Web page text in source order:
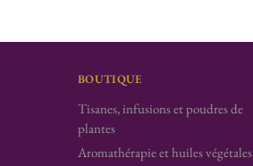
BOUTIQUE
Tisanes, infusions et poudres de
plantes
Aromathérapie et huiles végétales